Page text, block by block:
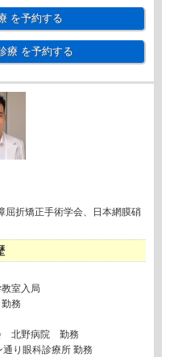
を予約する
療を予約する
屈折矯正手術学会、日本網膜硝
室入局
務
北野病院 勤務
り眼科診療所 勤務